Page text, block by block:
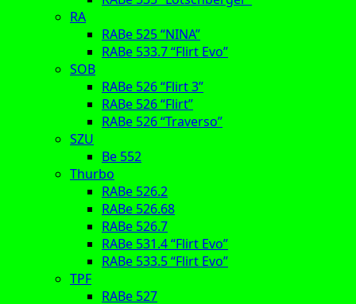
RA
RABe 525 “NINA”
RABe 533.7 “Flirt Evo”
SOB
RABe 526 “Flirt 3”
RABe 526 “Flirt”
RABe 526 “Traverso”
SZU
Be 552
Thurbo
RABe 526.2
RABe 526.68
RABe 526.7
RABe 531.4 “Flirt Evo”
RABe 533.5 “Flirt Evo”
TPF
RABe 527